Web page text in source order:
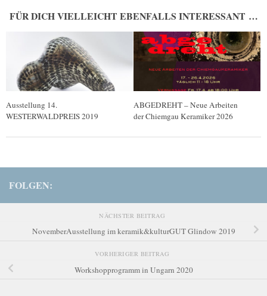
FÜR DICH VIELLEICHT EBENFALLS INTERESSANT …
Ausstellung 14.
WESTERWALDPREIS 2019
ABGEDREHT – Neue Arbeiten
der Chiemgau Keramiker 2026
FOLGEN:
NÄCHSTER BEITRAG
NovemberAusstellung im keramik&kulturGUT Glindow 2019
VORHERIGER BEITRAG
Workshopprogramm in Ungarn 2020